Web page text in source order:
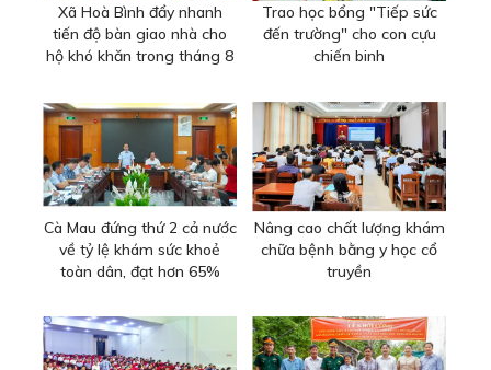
Xã Hoà Bình đẩy nhanh
tiến độ bàn giao nhà cho
hộ khó khăn trong tháng 8
Trao học bổng "Tiếp sức
đến trường" cho con cựu
chiến binh
Cà Mau đứng thứ 2 cả nước
về tỷ lệ khám sức khoẻ
toàn dân, đạt hơn 65%
Nâng cao chất lượng khám
chữa bệnh bằng y học cổ
truyền